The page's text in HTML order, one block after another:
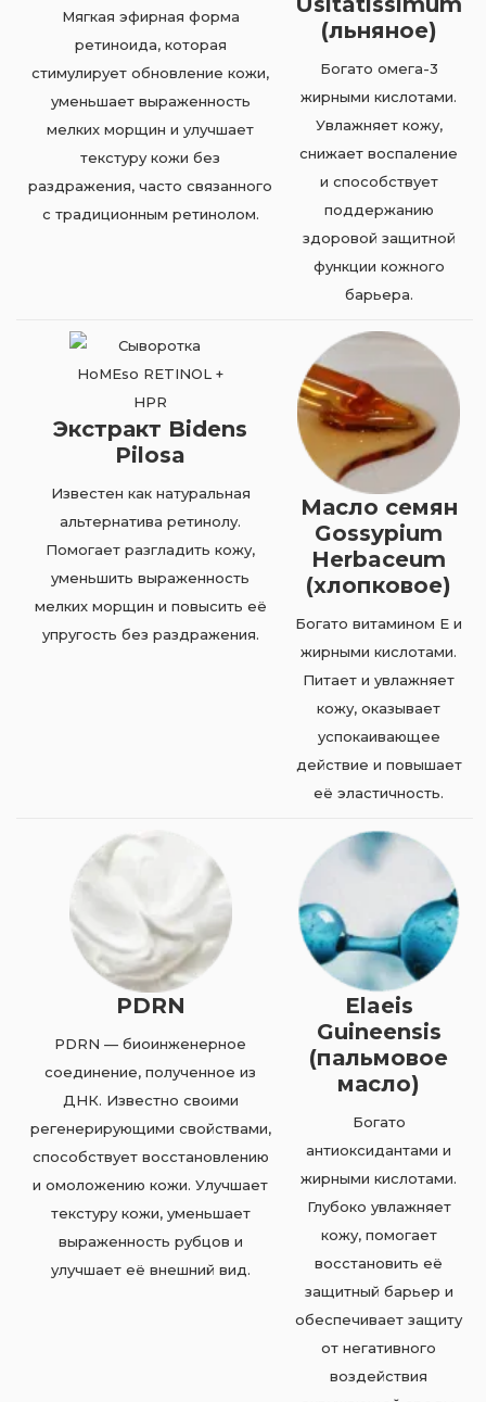
Мягкая эфирная форма
ретиноида, которая
стимулирует обновление кожи,
уменьшает выраженность
мелких морщин и улучшает
текстуру кожи без
раздражения, часто связанного
с традиционным ретинолом.
(льняное)
Богато омега-3
жирными кислотами.
Увлажняет кожу,
снижает воспаление
и способствует
поддержанию
здоровой защитной
функции кожного
барьера.
Экстракт Bidens
Pilosa
Известен как натуральная
альтернатива ретинолу.
Помогает разгладить кожу,
уменьшить выраженность
мелких морщин и повысить её
упругость без раздражения.
Масло семян
Gossypium
Herbaceum
(хлопковое)
Богато витамином E и
жирными кислотами.
Питает и увлажняет
кожу, оказывает
успокаивающее
действие и повышает
её эластичность.
PDRN
PDRN — биоинженерное
соединение, полученное из
ДНК. Известно своими
регенерирующими свойствами,
способствует восстановлению
и омоложению кожи. Улучшает
текстуру кожи, уменьшает
выраженность рубцов и
улучшает её внешний вид.
Elaeis
Guineensis
(пальмовое
масло)
Богато
антиоксидантами и
жирными кислотами.
Глубоко увлажняет
кожу, помогает
восстановить её
защитный барьер и
обеспечивает защиту
от негативного
воздействия